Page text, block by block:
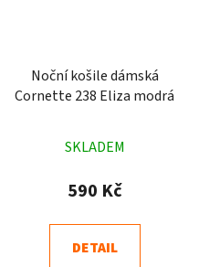
Noční košile dámská
Cornette 238 Eliza modrá
hodnocení
produktu
4,9
z
SKLADEM
590 Kč
DETAIL